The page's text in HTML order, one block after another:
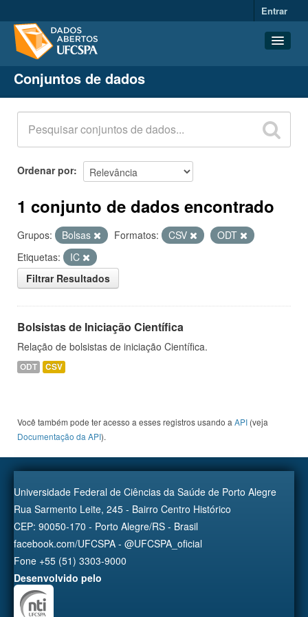
Entrar
Conjuntos de dados
Organizações
Grupos
Sobre
Conjuntos de dados
Ordenar por
1 conjunto de dados encontrado
Grupos: Bolsas Formatos: CSV
ODT
Etiquetas:
IC
Filtrar Resultados
Bolsistas de Iniciação Científica
Relação de bolsistas de iniciação Científica.
ODT CSV
Você também pode ter acesso a esses registros usando a API (veja
Documentação da API).
Universidade Federal de Ciências da Saúde de Porto Alegre
Rua Sarmento Leite, 245 - Bairro Centro Histórico
CEP: 90050-170 - Porto Alegre/RS - Brasil
facebook.com/UFCSPA - @UFCSPA_oficial
Fone +55 (51) 3303-9000
Desenvolvido pelo